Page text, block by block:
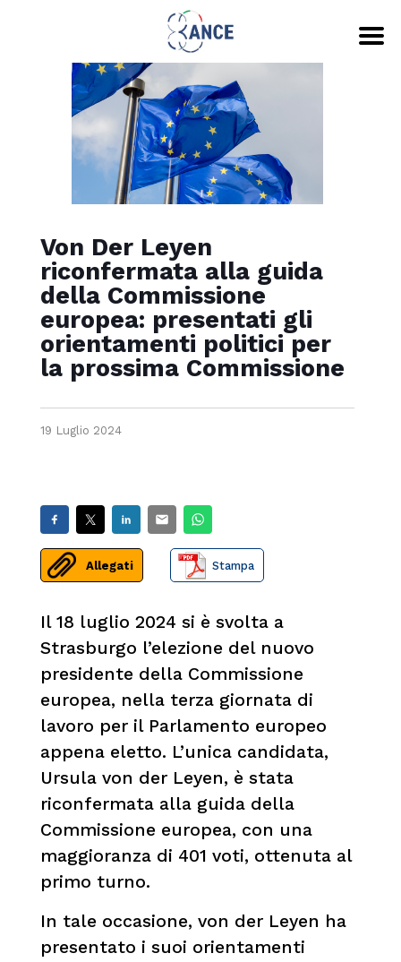
Von Der Leyen
riconfermata alla guida
della Commissione
europea: presentati gli
orientamenti politici per
la prossima Commissione
19 Luglio 2024
Allegati Stampa
Il 18 luglio 2024 si è svolta a
Strasburgo l’elezione del nuovo
presidente della Commissione
europea, nella terza giornata di
lavoro per il Parlamento europeo
appena eletto. L’unica candidata,
Ursula von der Leyen, è stata
riconfermata alla guida della
Commissione europea, con una
maggioranza di 401 voti, ottenuta al
primo turno.
In tale occasione, von der Leyen ha
presentato i suoi orientamenti